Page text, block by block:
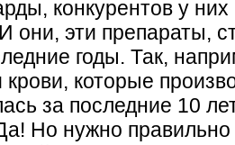
конкурентов у них
они, эти препараты,
годы. Так,
которые
за последние 10
Но нужно правильно